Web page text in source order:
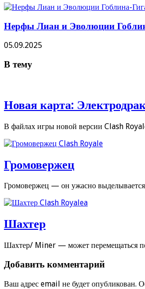
Нерфы Лиан и Эволюции
05.09.2025
В тему
Новая карта:
В файлах игры новой версии Clash
Громовержец
Громовержец — он ужасно
Шахтер
Шахтер/ Miner — может перемещаться
Добавить комментарий
Ваш адрес email не будет опубликован.